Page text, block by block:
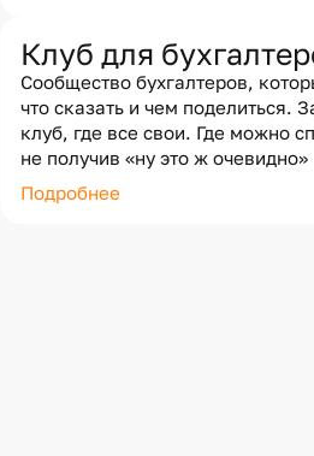
Клуб для
Сообщество бухгалтеров,
что сказать и чем поделиться.
клуб, где все свои. Где можно
не получив «ну это ж очевидно»
Подробнее